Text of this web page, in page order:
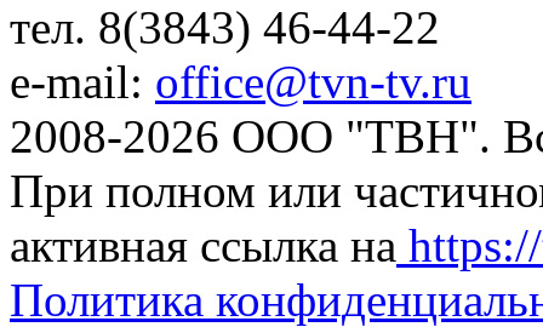
тел. 8(3843) 46-44-22
e-mail: office@tvn-tv.ru
2008-2026 ООО "ТВН".
При полном или
активная ссылка на
Политика